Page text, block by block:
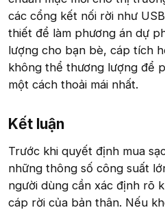
các cổng kết nối rời như
thiết để làm phương án dự
lượng cho bạn bè, cáp tích
không thể thương lượng để
một cách thoải mái nhất.
Kết luận​
Trước khi quyết định mua
những thông số công suất
người dùng cần xác định rõ
cáp rời của bản thân. Nếu